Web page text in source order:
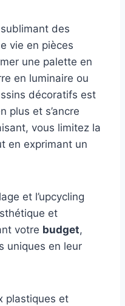
des
vie en pièces
une palette en
en luminaire ou
décoratifs est
plus et s’ancre
vous limitez la
en exprimant un
et l’upcycling
et
votre budget,
uniques en leur
plastiques et